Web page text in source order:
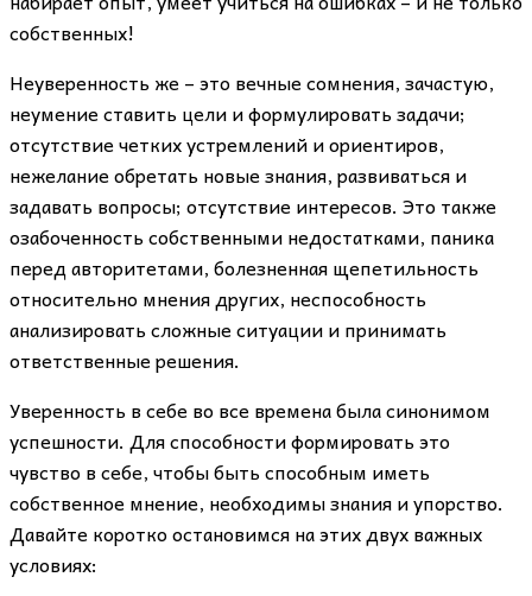
собственных!
Неуверенность же – это вечные сомнения, зачастую,
неумение ставить цели и формулировать задачи;
отсутствие четких устремлений и ориентиров,
нежелание обретать новые знания, развиваться и
задавать вопросы; отсутствие интересов. Это также
озабоченность собственными недостатками, паника
перед авторитетами, болезненная щепетильность
относительно мнения других, неспособность
анализировать сложные ситуации и принимать
ответственные решения.
Уверенность в себе во все времена была синонимом
успешности. Для способности формировать это
чувство в себе, чтобы быть способным иметь
собственное мнение, необходимы знания и упорство.
Давайте коротко остановимся на этих двух важных
условиях: